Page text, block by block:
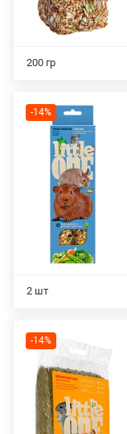
200 гр
-14%
2 шт
-14%